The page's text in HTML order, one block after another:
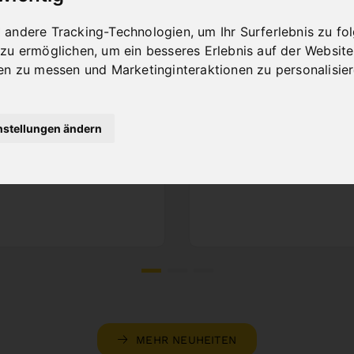
Tracking-Technologien, um Ihr Surferlebnis zu
ermöglichen, um ein besseres Erlebnis auf der
zu messen und Marketinginteraktionen zu
ändern
BIFLEX
X 34 X 1,1 -
4/6 ZPZ
: 47-1261
SBANDSÄGE
600 DG / 400 V
Art.Nr. : 04-1722
MEHR NEUHEITEN